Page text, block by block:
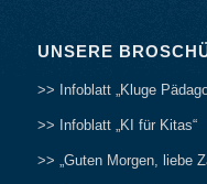
UNSERE
>> Infoblatt „Kluge
>> Infoblatt „KI für Kitas“
>> „Guten Morgen, liebe